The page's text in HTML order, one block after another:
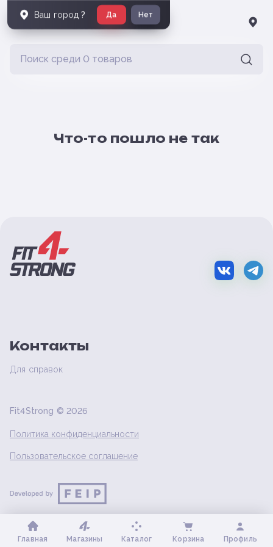
Что-то пошло не так
Контакты
Для справок
Fit4Strong © 2026
Политика конфиденциальности
Пользовательское соглашение
Главная Магазины Каталог Корзина Профиль
Ваш город ? Да Нет